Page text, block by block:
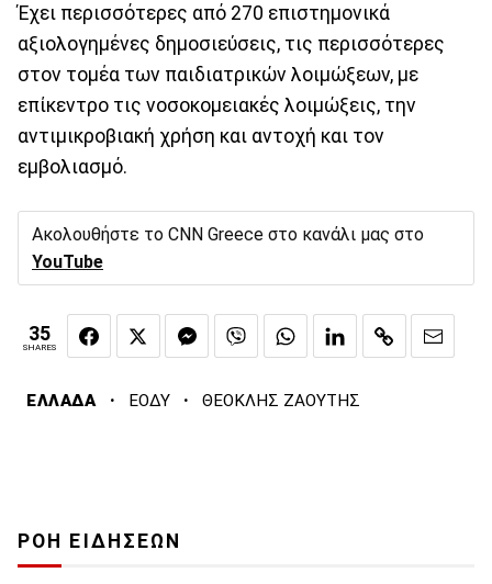
Έχει περισσότερες από 270 επιστηµονικά
αξιολογηµένες δηµοσιεύσεις, τις περισσότερες
στον τοµέα των παιδιατρικών λοιµώξεων, µε
επίκεντρο τις νοσοκοµειακές λοιµώξεις, την
αντιµικροβιακή χρήση και αντοχή και τον
εµβολιασµό.
Ακολουθήστε το CNN Greece στο κανάλι μας στο
YouTube
35
SHARES
ΕΛΛΑΔΑ · ΕΟΔΥ · ΘΕΟΚΛΗΣ ΖΑΟΥΤΗΣ
ΡΟΗ ΕΙΔΗΣΕΩΝ